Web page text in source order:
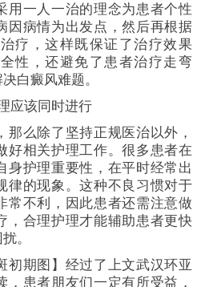
用一人一治的理念为患者个性
因病情为出发点，然后再根据
疗，这样既保证了治疗效果
性，还避免了患者治疗走弯
白癜风难题。
该同时进行
么除了坚持正规医治以外，
好相关护理工作。很多患者在
身护理重要性，在平时经常出
律的现象。这种不良习惯对于
常不利，因此患者还需注意做
，合理护理才能辅助患者更快
。
期图】经过了上文武汉环亚
，患者朋友们一定有所受益，